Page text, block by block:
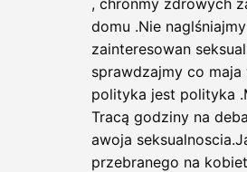
domu .Nie
zainteresowan
sprawdzajmy co maja
polityka jest polityka
Tracą godziny na
awoja
przebranego na